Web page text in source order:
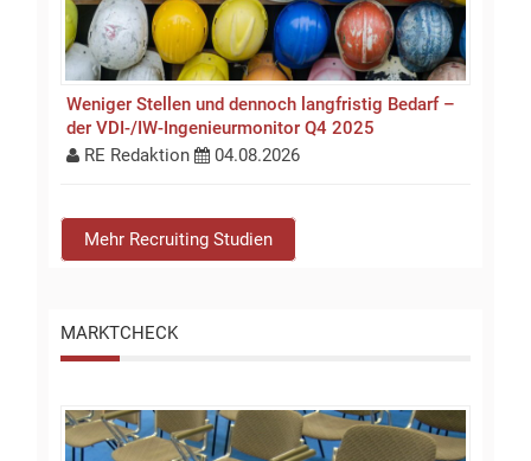
Weniger Stellen und dennoch langfristig Bedarf –
der VDI-/IW-Ingenieurmonitor Q4 2025
RE Redaktion
04.08.2026
Mehr Recruiting Studien
MARKTCHECK